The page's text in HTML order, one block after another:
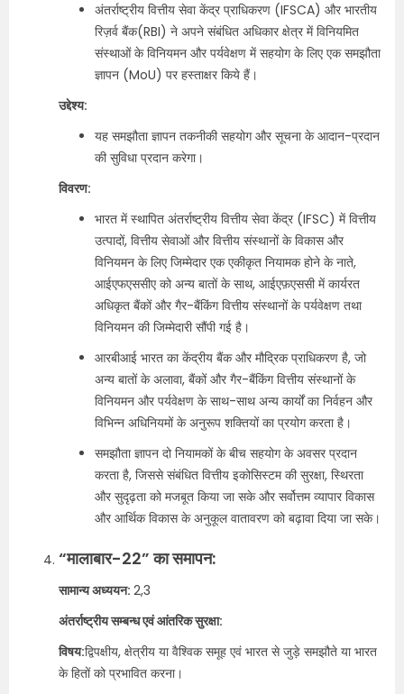
अंतर्राष्ट्रीय वित्तीय सेवा केंद्र प्राधिकरण (IFSCA) और भारतीय
रिज़र्व बैंक(RBI) ने अपने संबंधित अधिकार क्षेत्र में विनियमित
संस्थाओं के विनियमन और पर्यवेक्षण में सहयोग के लिए एक समझौता
ज्ञापन (MoU) पर हस्ताक्षर किये हैं।
उद्देश्य:
यह समझौता ज्ञापन तकनीकी सहयोग और सूचना के आदान-प्रदान
की सुविधा प्रदान करेगा।
विवरण:
भारत में स्थापित अंतर्राष्ट्रीय वित्तीय सेवा केंद्र (IFSC) में वित्तीय
उत्पादों, वित्तीय सेवाओं और वित्तीय संस्थानों के विकास और
विनियमन के लिए जिम्मेदार एक एकीकृत नियामक होने के नाते,
आईएफएससीए को अन्य बातों के साथ, आईएफ़एससी में कार्यरत
अधिकृत बैंकों और गैर-बैंकिंग वित्तीय संस्थानों के पर्यवेक्षण तथा
विनियमन की जिम्मेदारी सौंपी गई है।
आरबीआई भारत का केंद्रीय बैंक और मौद्रिक प्राधिकरण है, जो
अन्य बातों के अलावा, बैंकों और गैर-बैंकिंग वित्तीय संस्थानों के
विनियमन और पर्यवेक्षण के साथ-साथ अन्य कार्यों का निर्वहन और
विभिन्न अधिनियमों के अनुरूप शक्तियों का प्रयोग करता है।
समझौता ज्ञापन दो नियामकों के बीच सहयोग के अवसर प्रदान
करता है, जिससे संबंधित वित्तीय इकोसिस्टम की सुरक्षा, स्थिरता
और सुदृढ़ता को मजबूत किया जा सके और सर्वोत्तम व्यापार विकास
और आर्थिक विकास के अनुकूल वातावरण को बढ़ावा दिया जा सके।
“मालाबार-22” का समापन:
सामान्य अध्ययन: 2,3
अंतर्राष्ट्रीय सम्बन्ध एवं आंतरिक सुरक्षा:
विषय:द्विपक्षीय, क्षेत्रीय या वैश्विक समूह एवं भारत से जुड़े समझौते या भारत
के हितों को प्रभावित करना।